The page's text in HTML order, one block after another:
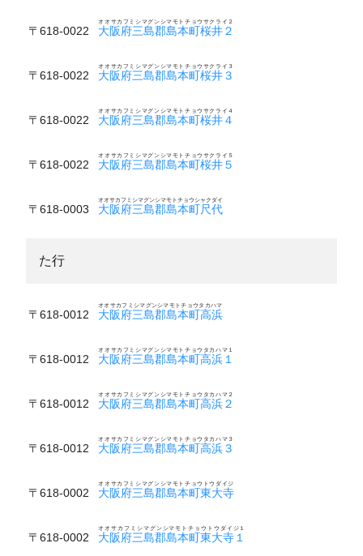
〒618-0022 大阪府三島郡島本町桜井２
オオサカフミシマグンシマモトチョウサクライ２
〒618-0022 大阪府三島郡島本町桜井３
オオサカフミシマグンシマモトチョウサクライ３
〒618-0022 大阪府三島郡島本町桜井４
オオサカフミシマグンシマモトチョウサクライ４
〒618-0022 大阪府三島郡島本町桜井５
オオサカフミシマグンシマモトチョウサクライ５
〒618-0003 大阪府三島郡島本町尺代
オオサカフミシマグンシマモトチョウシャクダイ
た行
〒618-0012 大阪府三島郡島本町高浜
オオサカフミシマグンシマモトチョウタカハマ
〒618-0012 大阪府三島郡島本町高浜１
オオサカフミシマグンシマモトチョウタカハマ１
〒618-0012 大阪府三島郡島本町高浜２
オオサカフミシマグンシマモトチョウタカハマ２
〒618-0012 大阪府三島郡島本町高浜３
オオサカフミシマグンシマモトチョウタカハマ３
〒618-0002 大阪府三島郡島本町東大寺
オオサカフミシマグンシマモトチョウトウダイジ
〒618-0002 大阪府三島郡島本町東大寺１
オオサカフミシマグンシマモトチョウトウダイジ１